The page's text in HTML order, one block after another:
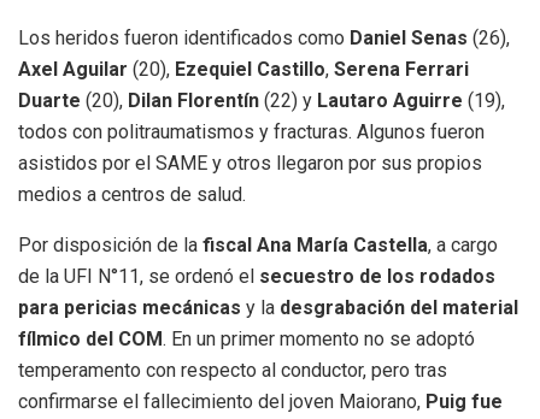
Los heridos fueron identificados como Daniel Senas (26),
Axel Aguilar (20), Ezequiel Castillo, Serena Ferrari
Duarte (20), Dilan Florentín (22) y Lautaro Aguirre (19),
todos con politraumatismos y fracturas. Algunos fueron
asistidos por el SAME y otros llegaron por sus propios
medios a centros de salud.
Por disposición de la fiscal Ana María Castella, a cargo
de la UFI N°11, se ordenó el secuestro de los rodados
para pericias mecánicas y la desgrabación del material
fílmico del COM. En un primer momento no se adoptó
temperamento con respecto al conductor, pero tras
confirmarse el fallecimiento del joven Maiorano, Puig fue